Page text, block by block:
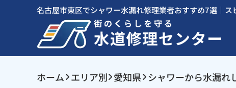
名古屋市東区でシャワー水漏れ修理業者おすすめ7選｜
ホーム エリア別 愛知県 シャワーから水漏れ